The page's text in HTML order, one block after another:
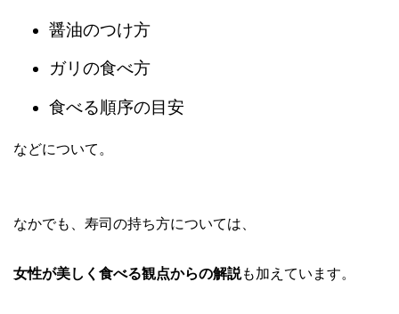
醤油のつけ方
ガリの食べ方
食べる順序の目安
などについて。
なかでも、寿司の持ち方については、
女性が美しく食べる観点からの解説も加えています。